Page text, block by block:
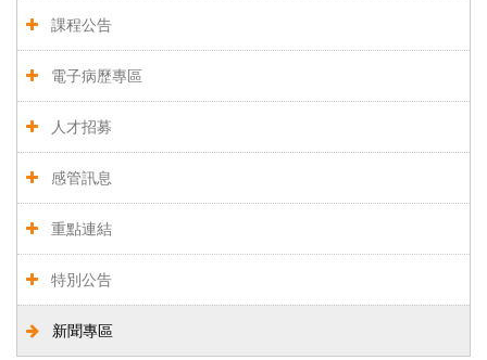
課程公告
電子病歷專區
人才招募
感管訊息
重點連結
特別公告
新聞專區